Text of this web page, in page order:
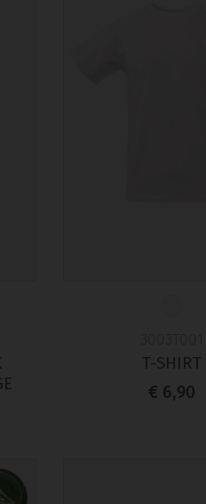
T-SHIRT
€ 6,90